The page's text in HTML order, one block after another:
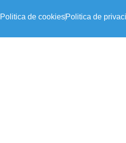
Politica de cookiesPolitica de